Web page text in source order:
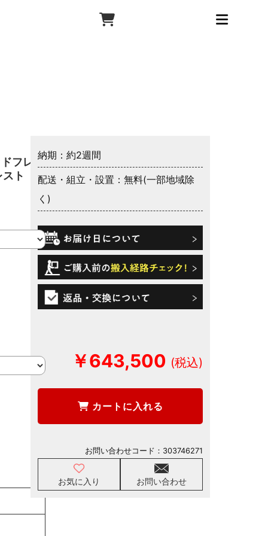
フレー
ト
納期：約2週間
配送・組立・設置：無料(一部地域除
く)
￥643,500
カートに入れる
お気に入り お問い合わせ
お問い合わせコード： 303746271